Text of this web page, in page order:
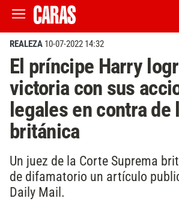
REALEZA 10-07-2022 14:32
El príncipe Harry
victoria con sus
legales en contra de
británica
Un juez de la Corte Suprema
de difamatorio un artículo
Daily Mail.